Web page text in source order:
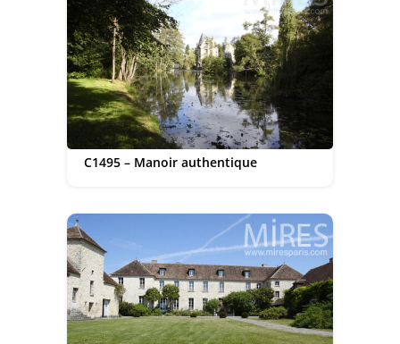
C1495 – Manoir authentique